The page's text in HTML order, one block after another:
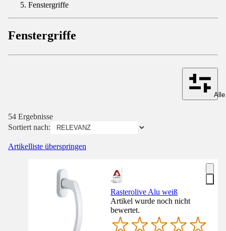
Fenstergriffe
Fenstergriffe
54 Ergebnisse
Sortiert nach:
Artikelliste überspringen
Rasterolive Alu weiß
Artikel wurde noch nicht
bewertet.